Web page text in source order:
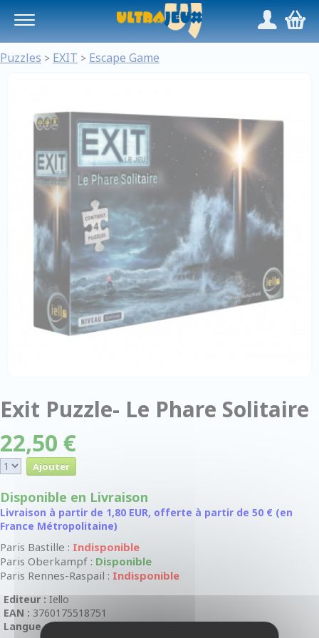
/,
Puzzles > EXIT > Escape Game
Exit Puzzle- Le Phare Solitaire
22,50 €
Disponible en Livraison
Livraison à partir de 1,80 EUR, offerte à partir de 50 € (en
France Métropolitaine)
Paris Bastille : Indisponible
Paris Oberkampf : Disponible
Paris Rennes-Raspail : Indisponible
Editeur :Iello
EAN : 3760175518751
Langue :
En Français